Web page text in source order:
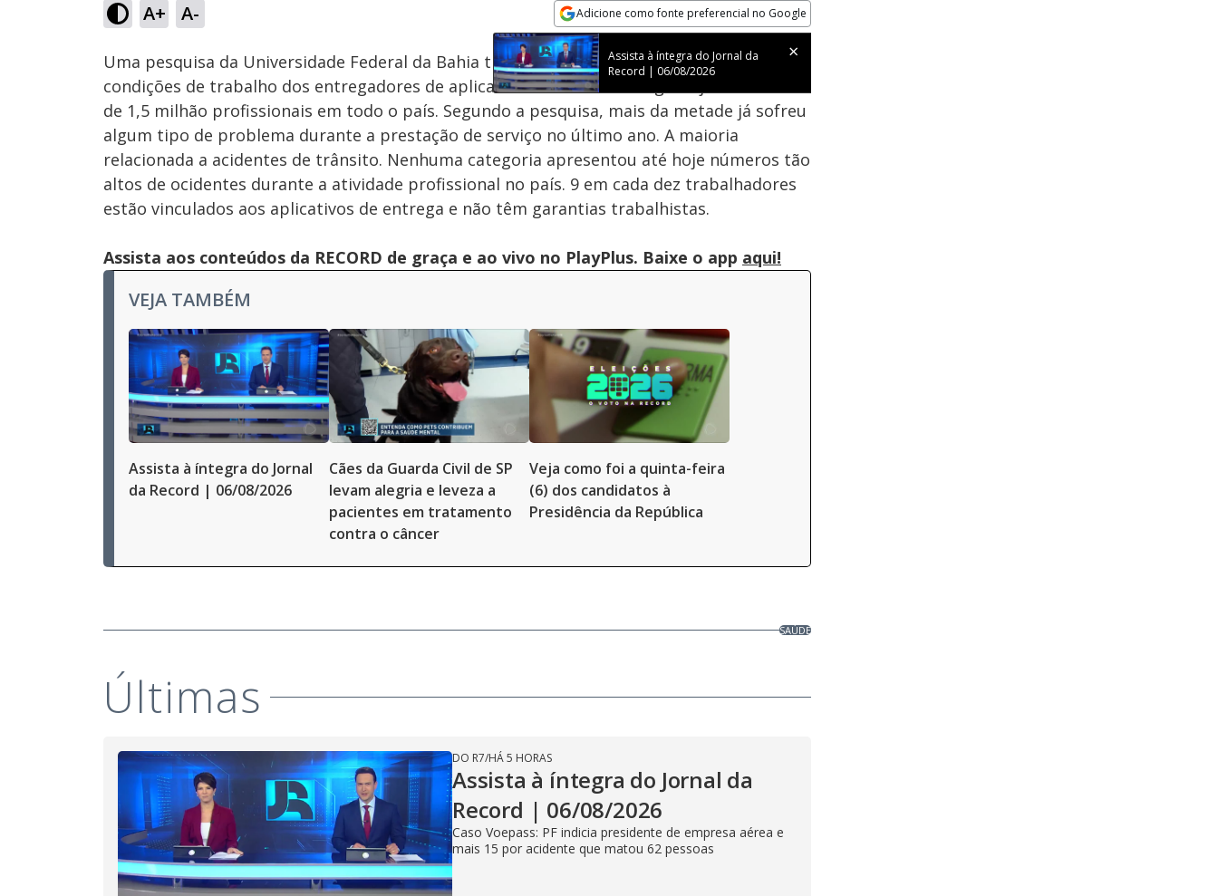
A+ A- Adicione como fonte preferencial no Google
Opens in new window
Assista à íntegra do Jornal da
Record | 06/08/2026
Ativar
Som
Velocidade
Uma pesquisa da Universidade Federal da Bahia traçou um panorama detalhado sobre as
condições de trabalho dos entregadores de aplicativo no Brasil. A categoria já conta mais
de 1,5 milhão profissionais em todo o país. Segundo a pesquisa, mais da metade já sofreu
algum tipo de problema durante a prestação de serviço no último ano. A maioria
relacionada a acidentes de trânsito. Nenhuma categoria apresentou até hoje números tão
altos de ocidentes durante a atividade profissional no país. 9 em cada dez trabalhadores
estão vinculados aos aplicativos de entrega e não têm garantias trabalhistas.
Assista aos conteúdos da RECORD de graça e ao vivo no PlayPlus. Baixe o app aqui!
VEJA TAMBÉM
Assista à íntegra do Jornal
da Record | 06/08/2026
Cães da Guarda Civil de SP
levam alegria e leveza a
pacientes em tratamento
contra o câncer
Veja como foi a quinta-feira
(6) dos candidatos à
Presidência da República
SAÚDE
Últimas
DO R7/HÁ 5 HORAS
Assista à íntegra do Jornal da
Record | 06/08/2026
Caso Voepass: PF indicia presidente de empresa aérea e
mais 15 por acidente que matou 62 pessoas